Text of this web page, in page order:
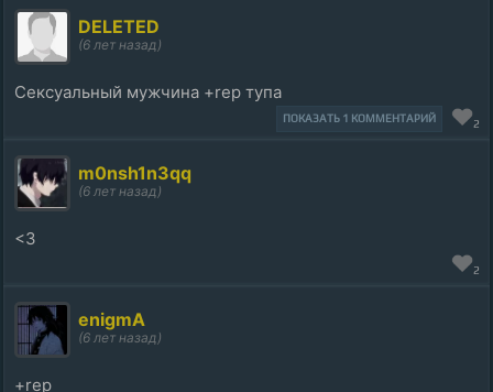
DELETED
(6 лет назад)
Сексуальный мужчина +rep тупа
ПОКАЗАТЬ 1 КОММЕНТАРИЙ 2
m0nsh1n3qq
(6 лет назад)
<3
2
enigmA
(6 лет назад)
+rep